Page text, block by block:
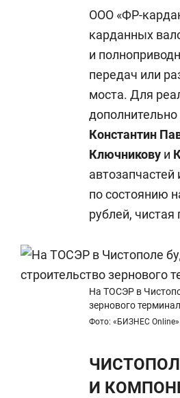
ООО «ФР-
карданных
и
передач или
моста. Для
Константин
Ключникову и
по состоянию
рублей,
На ТОСЭР в
зернового
Фото: «БИЗНЕС Online»
И